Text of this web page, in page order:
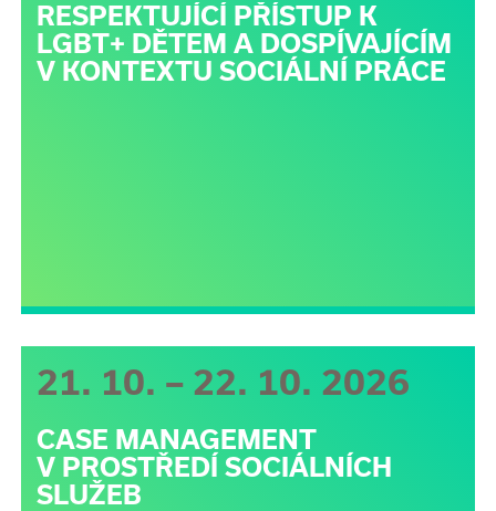
RESPEKTUJÍCÍ PŘÍSTUP K
LGBT+ DĚTEM A DOSPÍVAJÍCÍM
V KONTEXTU SOCIÁLNÍ PRÁCE
21. 10. – 22. 10. 2026
CASE MANAGEMENT
V PROSTŘEDÍ SOCIÁLNÍCH
SLUŽEB